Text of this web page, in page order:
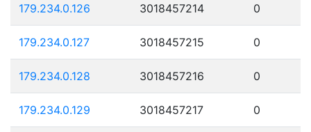
179.234.0.126 3018457214 0
179.234.0.127 3018457215 0
179.234.0.128 3018457216 0
179.234.0.129 3018457217 0